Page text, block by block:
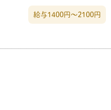
給与1400円〜2100円